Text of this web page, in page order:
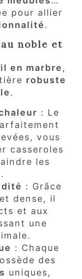
pour allier
.
noble et
en marbre,
robuste
.
: Le
vous
casseroles
les
: Grâce
dense, il
et aux
une
: Chaque
des
uniques,